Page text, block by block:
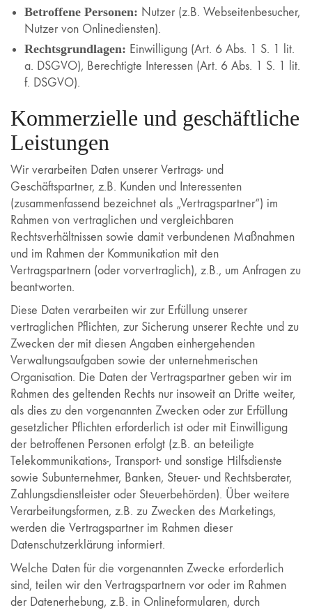
Betroffene Personen: Nutzer (z.B. Webseitenbesucher,
Nutzer von Onlinediensten).
Rechtsgrundlagen: Einwilligung (Art. 6 Abs. 1 S. 1 lit.
a. DSGVO), Berechtigte Interessen (Art. 6 Abs. 1 S. 1 lit.
f. DSGVO).
Kommerzielle und geschäftliche
Leistungen
Wir verarbeiten Daten unserer Vertrags- und
Geschäftspartner, z.B. Kunden und Interessenten
(zusammenfassend bezeichnet als „Vertragspartner“) im
Rahmen von vertraglichen und vergleichbaren
Rechtsverhältnissen sowie damit verbundenen Maßnahmen
und im Rahmen der Kommunikation mit den
Vertragspartnern (oder vorvertraglich), z.B., um Anfragen zu
beantworten.
Diese Daten verarbeiten wir zur Erfüllung unserer
vertraglichen Pflichten, zur Sicherung unserer Rechte und zu
Zwecken der mit diesen Angaben einhergehenden
Verwaltungsaufgaben sowie der unternehmerischen
Organisation. Die Daten der Vertragspartner geben wir im
Rahmen des geltenden Rechts nur insoweit an Dritte weiter,
als dies zu den vorgenannten Zwecken oder zur Erfüllung
gesetzlicher Pflichten erforderlich ist oder mit Einwilligung
der betroffenen Personen erfolgt (z.B. an beteiligte
Telekommunikations-, Transport- und sonstige Hilfsdienste
sowie Subunternehmer, Banken, Steuer- und Rechtsberater,
Zahlungsdienstleister oder Steuerbehörden). Über weitere
Verarbeitungsformen, z.B. zu Zwecken des Marketings,
werden die Vertragspartner im Rahmen dieser
Datenschutzerklärung informiert.
Welche Daten für die vorgenannten Zwecke erforderlich
sind, teilen wir den Vertragspartnern vor oder im Rahmen
der Datenerhebung, z.B. in Onlineformularen, durch